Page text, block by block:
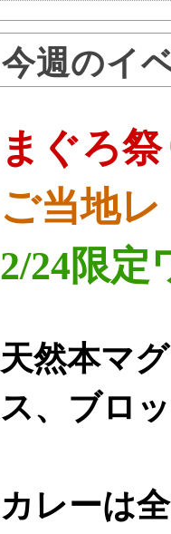
今週のイ
まぐろ
ご当地
2/24限定
天然本マ
ス、ブロ
カレーは